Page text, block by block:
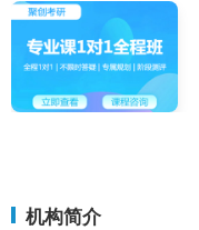
机构简介